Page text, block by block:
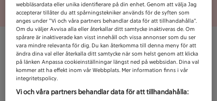
Unknown error
webbläsardata eller unika identifierare på din enhet. Genom att välja Jag
accepterar tillåter du att spårningstekniker används för de syften som
anges under ”Vi och våra partners behandlar data för att tillhandahålla”.
Om du väljer Avvisa alla eller återkallar ditt samtycke inaktiveras de. Om
spårare är inaktiverade kan visst innehåll och vissa annonser som du ser
vara mindre relevanta för dig. Du kan återkomma till denna meny för att
ändra dina val eller återkalla ditt samtycke när som helst genom att klicka
på länken Anpassa cookieinställningar längst ned på webbsidan. Dina val
kommer att ha effekt inom vår Webbplats. Mer information finns i vår
integritetspolicy.
Vi och våra partners behandlar data för att tillhandahålla: